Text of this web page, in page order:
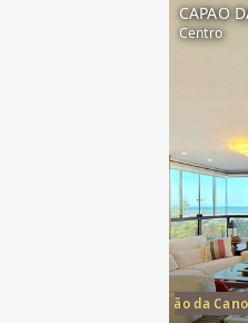
CAPAO
Centro
frente mar Capão da